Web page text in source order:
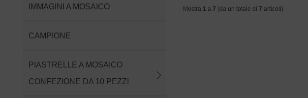
IMMAGINI A MOSAICO
CAMPIONE
PIASTRELLE A MOSAICO
CONFEZIONE DA 10 PEZZI
Mostra 1 a 7 (da un totale di 7 articoli)